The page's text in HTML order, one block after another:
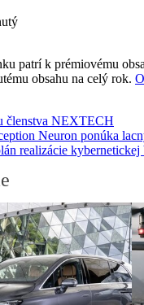
patrí k prémiovému
obsahu na celý rok.
členstva NEXTECH
Neuron ponúka
realizácie kybernetickej